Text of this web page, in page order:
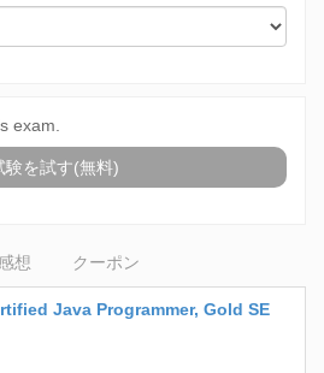
exam.
験を試す(無料)
想 クーポン
Java Programmer, Gold SE